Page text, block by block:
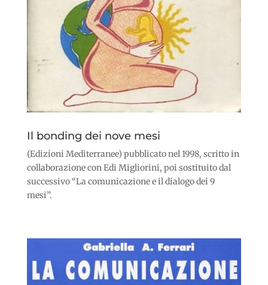
Il bonding dei nove mesi
(Edizioni Mediterranee) pubblicato nel 1998, scritto in
collaborazione con Edi Migliorini, poi sostituito dal
successivo “La comunicazione e il dialogo dei 9
mesi”.